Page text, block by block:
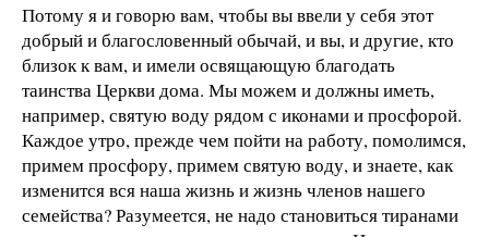
Потому я и говорю вам, чтобы вы ввели у себя этот
добрый и благословенный обычай, и вы, и другие, кто
близок к вам, и имели освящающую благодать
таинства Церкви дома. Мы можем и должны иметь,
например, святую воду рядом с иконами и просфорой.
Каждое утро, прежде чем пойти на работу, помолимся,
примем просфору, примем святую воду, и знаете, как
изменится вся наша жизнь и жизнь членов нашего
семейства? Разумеется, не надо становиться тиранами